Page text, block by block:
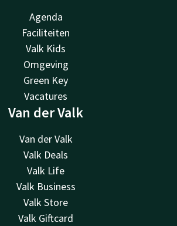
Agenda
Faciliteiten
Valk Kids
Omgeving
Green Key
Vacatures
Van der Valk
Van der Valk
Valk Deals
Valk Life
Valk Business
Valk Store
Valk Giftcard